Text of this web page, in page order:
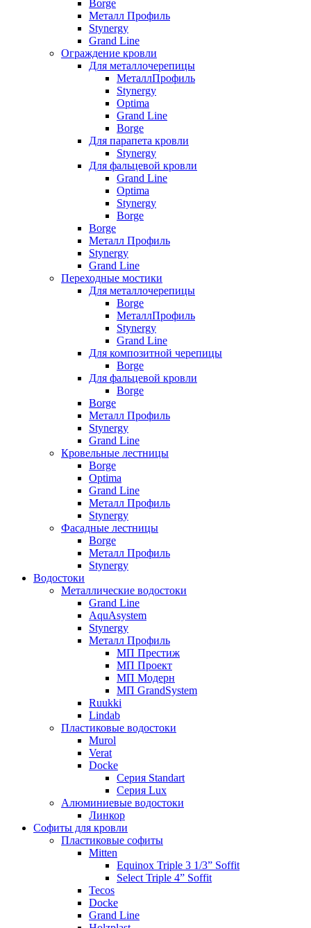
Borge
Металл Профиль
Stynergy
Grand Line
Ограждение кровли
Для металлочерепицы
МеталлПрофиль
Stynergy
Optima
Grand Line
Borge
Для парапета кровли
Stynergy
Для фальцевой кровли
Grand Line
Optima
Stynergy
Borge
Borge
Металл Профиль
Stynergy
Grand Line
Переходные мостики
Для металлочерепицы
Borge
МеталлПрофиль
Stynergy
Grand Line
Для композитной черепицы
Borge
Для фальцевой кровли
Borge
Borge
Металл Профиль
Stynergy
Grand Line
Кровельные лестницы
Borge
Optima
Grand Line
Металл Профиль
Stynergy
Фасадные лестницы
Borge
Металл Профиль
Stynergy
Водостоки
Металлические водостоки
Grand Line
AquAsystem
Stynergy
Металл Профиль
МП Престиж
МП Проект
МП Модерн
МП GrandSystem
Ruukki
Lindab
Пластиковые водостоки
Murol
Verat
Docke
Серия Standart
Серия Lux
Алюминиевые водостоки
Линкор
Софиты для кровли
Пластиковые софиты
Mitten
Equinox Triple 3 1/3” Soffit
Select Triple 4” Soffit
Tecos
Docke
Grand Line